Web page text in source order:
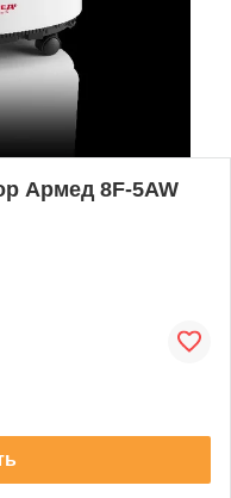
Армед 8F-5AW